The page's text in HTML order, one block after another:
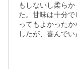
もしないし柔ら
た。甘味は十分
ってもよかった
したが、喜んでい